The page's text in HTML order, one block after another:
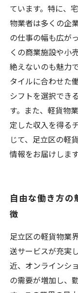
ています。特に、
物業者は多くの企
の仕事の幅も広が
くの商業施設や小
絶えないのも魅力
タイルに合わせた
シフトを選択でき
す。また、軽貨物
定した収入を得る
じて、足立区の軽
情報をお届けします
自由な働き方の
徴
足立区の軽貨物業
送サービスが充実
近、オンラインシ
の需要が増加し、